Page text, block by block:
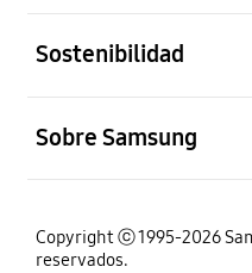
Sostenibilidad
Sobre Samsung
Copyright ⓒ 1995-2026
reservados.